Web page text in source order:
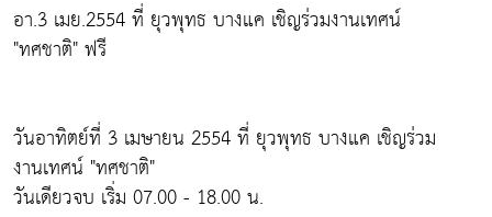
อา.3 เมย.2554 ที่ ยุวพุทธ บางแค เชิญร่วมงานเทศน์
"ทศชาติ" ฟรี
วันอาทิตย์ที่ 3 เมษายน 2554 ที่ ยุวพุทธ บางแค เชิญร่วม
งานเทศน์ "ทศชาติ"
วันเดียวจบ เริ่ม 07.00 - 18.00 น.